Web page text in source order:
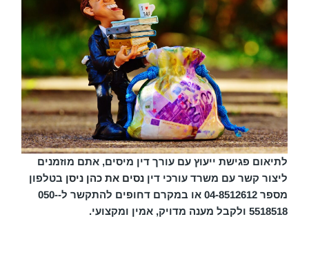
לתיאום פגישת ייעוץ עם עורך דין מיסים, אתם מוזמנים
ליצור קשר עם משרד עורכי דיןנסים את כהן ניסן בטלפון
מספר 04-8512612 או במקרם דחופים להתקשר ל-050-
5518518 ולקבל מענה מדויק, אמין ומקצועי.